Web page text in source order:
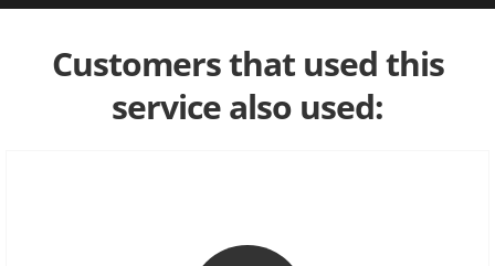
Customers that used this
service also used: